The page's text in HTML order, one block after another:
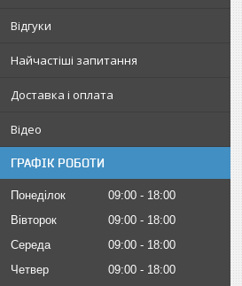
Відгуки
Найчастіші запитання
Доставка і оплата
Відео
ГРАФІК РОБОТИ
Понеділок 09:00
18:00
Вівторок
09:00
18:00
Середа
09:00
18:00
Четвер
09:00
18:00